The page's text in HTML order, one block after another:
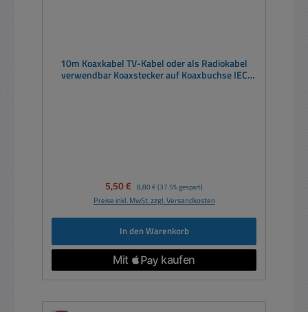
10m Koaxkabel TV-Kabel oder als Radiokabel
verwendbar Koaxstecker auf Koaxbuchse IEC
Verkaufspreis:
5,50 € Regulärer Preis:
8,80 € (37.5% gespart)
Preise inkl. MwSt. zzgl. Versandkosten
In den Warenkorb